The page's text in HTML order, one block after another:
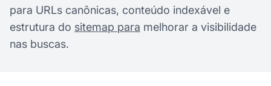
para URLs canônicas, conteúdo indexável e
estrutura do sitemap para melhorar a visibilidade
nas buscas.